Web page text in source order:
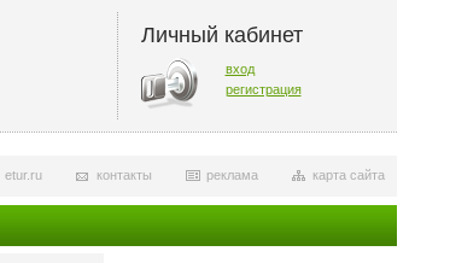
Личный кабинет
вход
регистрация
карта сайта
реклама
контакты
etur.ru